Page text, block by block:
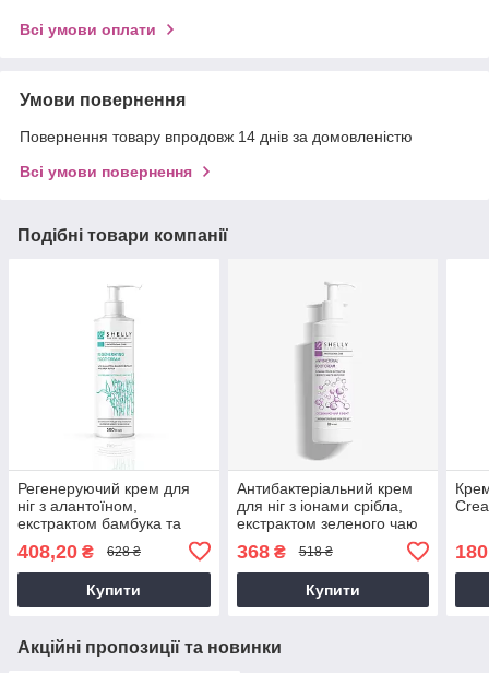
Всі умови оплати
Умови повернення
Повернення товару впродовж 14 днів за домовленістю
Всі умови повернення
Подібні товари компанії
Регенеруючий крем для
ніг з алантоїном,
екстрактом бамбука та
408,20 ₴ 628 ₴
Купити
Антибактеріальний крем
для ніг з іонами срібла,
екстрактом зеленого чаю
та ментолом Shelly 500 мл
368₴ 518 ₴
Купити
180
Акційні пропозиції та новинки